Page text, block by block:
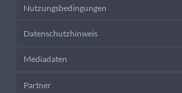
Nutzungsbedingungen
Datenschutzhinweis
Mediadaten
Partner